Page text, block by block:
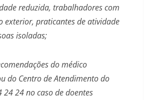
reduzida, trabalhadores com
exterior, praticantes de atividade
isoladas;
do médico
do Centro de Atendimento do
24 24 no caso de doentes